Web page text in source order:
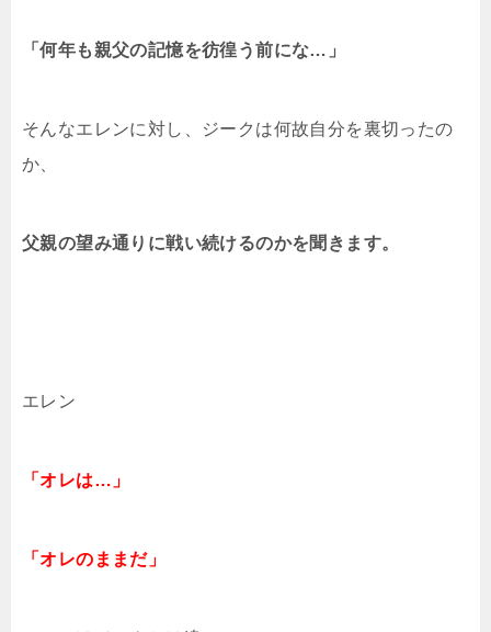
「何年も親父の記憶を彷徨う前にな…」
そんなエレンに対し、ジークは何故自分を裏切ったの
か、
父親の望み通りに戦い続けるのかを聞きます。
エレン
「オレは…」
「オレのままだ」